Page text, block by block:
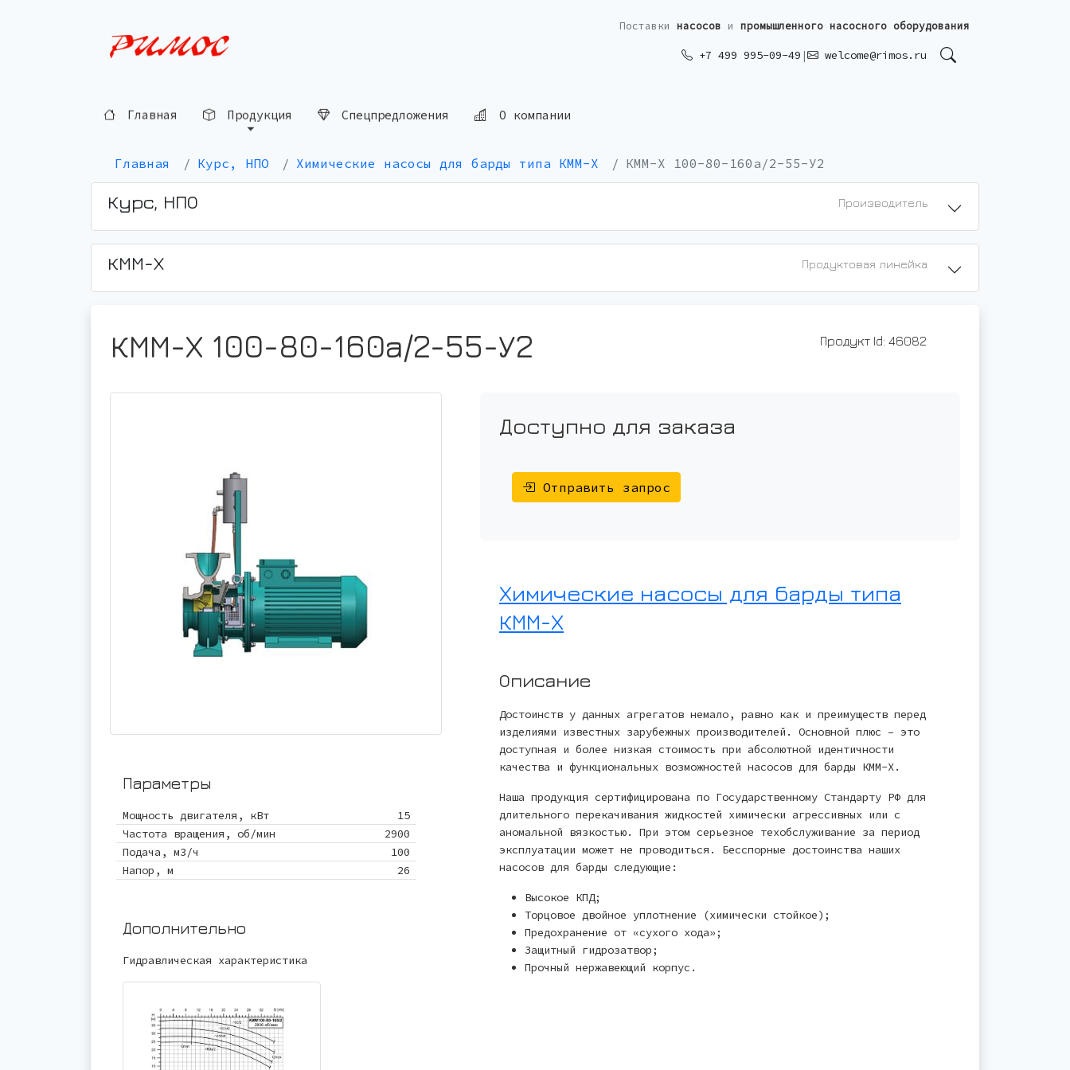
Поставки насосов и промышленного насосного оборудования
+7 499 995-09-49 | welcome@rimos.ru
Главная Продукция Спецпредложения О компании
Главная Курс, НПО Химические насосы для барды типа КММ-Х КММ-Х 100-80-160а/2-55-У2
Курс, НПО Производитель
КММ-Х Продуктовая линейка
КММ-Х 100-80-160а/2-55-У2 Продукт Id: 46082
Параметры
Мощность двигателя, кВт
15
Частота вращения, об/мин
2900
Подача, м3/ч
100
Напор, м
26
Дополнительно
Гидравлическая характеристика
Доступно для заказа
Отправить запрос
Химические насосы для барды типа
КММ-Х
Описание
Достоинств у данных агрегатов немало, равно как и преимуществ перед
изделиями известных зарубежных производителей. Основной плюс – это
доступная и более низкая стоимость при абсолютной идентичности
качества и функциональных возможностей насосов для барды КММ-Х.
Наша продукция сертифицирована по Государственному Стандарту РФ для
длительного перекачивания жидкостей химически агрессивных или с
аномальной вязкостью. При этом серьезное техобслуживание за период
эксплуатации может не проводиться. Бесспорные достоинства наших
насосов для барды следующие:
Высокое КПД;
Торцовое двойное уплотнение (химически стойкое);
Предохранение от «сухого хода»;
Защитный гидрозатвор;
Прочный нержавеющий корпус.